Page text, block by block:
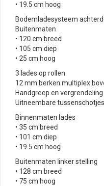
• 19.5 cm hoog
Bodemladesysteem
Buitenmaten
• 120 cm breed
• 105 cm diep
• 25 cm hoog
3 lades op rollen
12 mm berken multiplex
Handgreep en vergrendeling
Uitneembare
Binnenmaten lades
• 35 cm breed
• 101 cm diep
• 19.5 cm hoog
Buitenmaten linker stelling
• 128 cm breed
• 75 cm hoog